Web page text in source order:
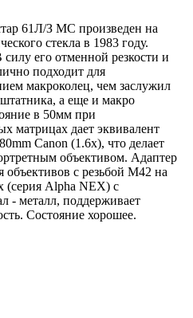
61Л/З МС произведен на
стекла в 1983 году.
его отменной резкости и
подходит для
макроколец, чем заслужил
а еще и макро
в 50мм при
матрицах дает эквивалент
Canon (1.6x), что делает
объективом. Адаптер
объективов с резьбой M42 на
(серия Alpha NEX) с
- металл, поддерживает
Состояние хорошее.